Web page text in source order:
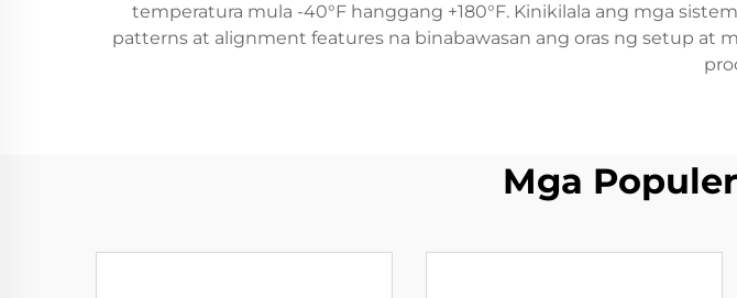
temperatura mula -40°F hanggang +180°F. Kinikilala ang mga
patterns at alignment features na binabawasan ang oras ng setup at
Mga